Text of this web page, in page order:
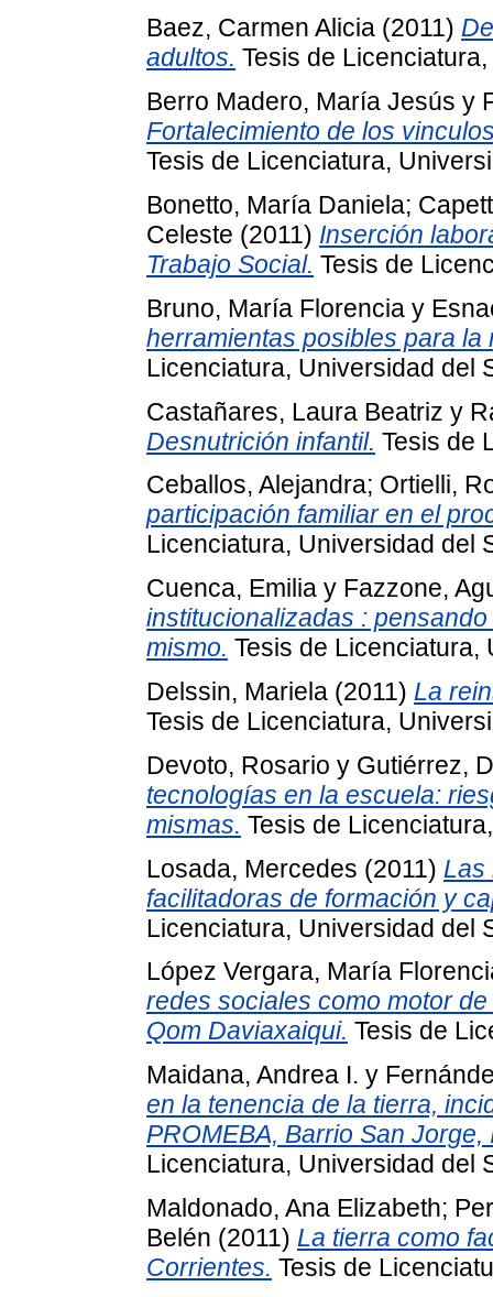
Baez, Carmen Alicia (2011)
adultos. Tesis de
Berro Madero, María Jesús y
Fortalecimiento de los
Tesis de Licenciatura,
Bonetto, María Daniela;
Celeste (2011) Inserción
Trabajo Social. Tesis de
Bruno, María Florencia y
herramientas posibles para la
Licenciatura, Universidad del
Castañares, Laura Beatriz y
Desnutrición infantil. Tesis de
Ceballos, Alejandra; Ortielli,
participación familiar en el
Licenciatura, Universidad del
Cuenca, Emilia y Fazzone,
institucionalizadas :
mismo. Tesis de Licenciatura,
Delssin, Mariela (2011) La
Tesis de Licenciatura,
Devoto, Rosario y Gutiérrez,
tecnologías en la escuela:
mismas. Tesis de
Losada, Mercedes (2011) Las
facilitadoras de formación y
Licenciatura, Universidad del
López Vergara, María
redes sociales como motor
Qom Daviaxaiqui. Tesis de
Maidana, Andrea I. y
en la tenencia de la tierra,
PROMEBA, Barrio San
Licenciatura, Universidad del
Maldonado, Ana Elizabeth;
Belén (2011) La tierra como
Corrientes. Tesis de